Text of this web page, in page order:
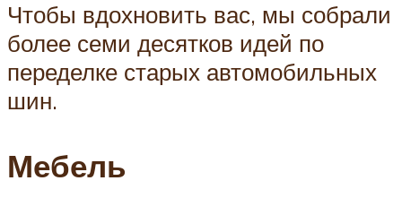
Чтобы вдохновить вас, мы собрали
более семи десятков идей по
переделке старых автомобильных
шин.
Мебель